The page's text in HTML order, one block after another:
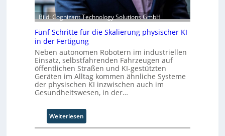
e
i
t
S
c
h
w
a
b
z
u
m
C
C
Bild: Cognizant Technology Solutions GmbH
Fünf Schritte für die Skalierung physischer KI
in der Fertigung
Neben autonomen Robotern im industriellen
Einsatz, selbstfahrenden Fahrzeugen auf
öffentlichen Straßen und KI-gestützten
Geräten im Alltag kommen ähnliche Systeme
der physischen KI inzwischen auch im
Gesundheitswesen, in der…
Weiterlesen
F